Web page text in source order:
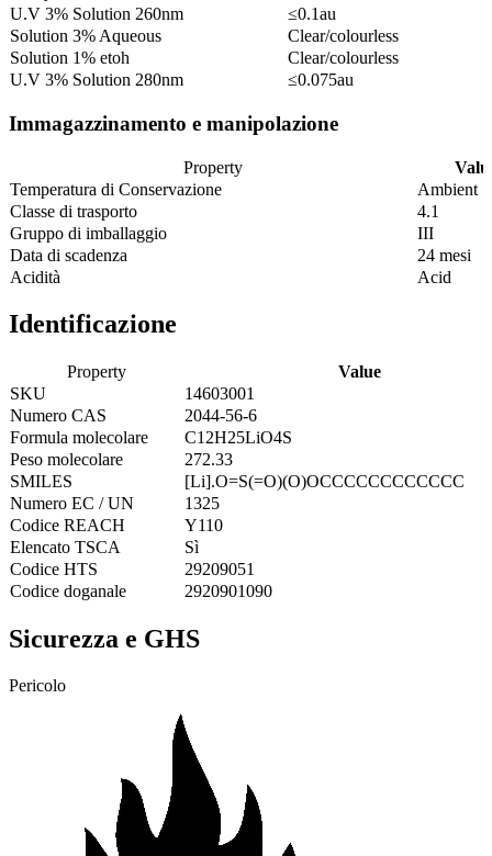
U.V 3% Solution 260nm
≤0.1au
Solution 3% Aqueous
Clear/colourless
Solution 1% etoh
Clear/colourless
U.V 3% Solution 280nm
≤0.075au
Immagazzinamento e manipolazione
Property
Temperatura di Conservazione
Ambient
Classe di trasporto
4.1
Gruppo di imballaggio
III
Data di scadenza
24 mesi
Acidità
Acid
Identificazione
Property
Value
SKU
14603001
Numero CAS
2044-56-6
Formula molecolare
C12H25LiO4S
Peso molecolare
272.33
SMILES
[Li].O=S(=O)(O)OCCCCCCCCCCCC
Numero EC / UN
1325
Codice REACH
Y110
Elencato TSCA
Sì
Codice HTS
29209051
Codice doganale
2920901090
Sicurezza e GHS
Pericolo